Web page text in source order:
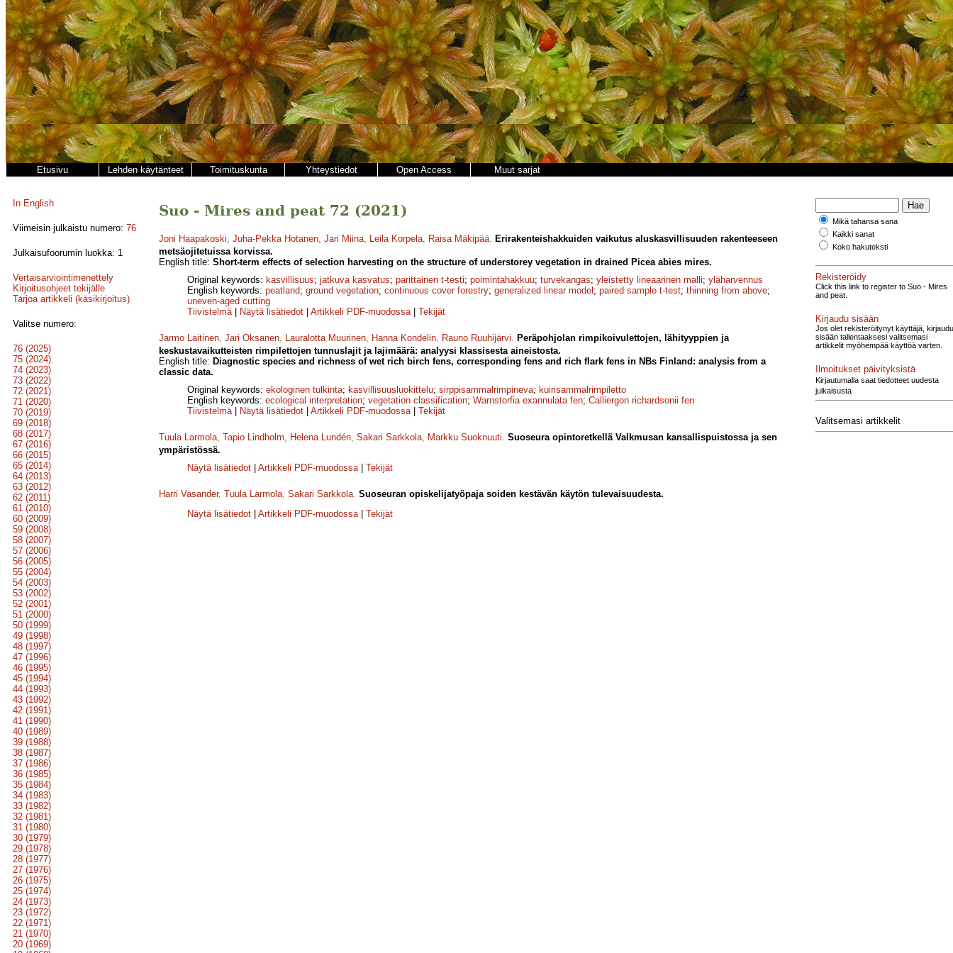
Etusivu Lehden käytänteet Toimituskunta Yhteystiedot Open Access Muut sarjat
In English
Viimeisin julkaistu numero: 76
Julkaisufoorumin luokka: 1
Vertaisarviointimenettely
Kirjoitusohjeet tekijälle
Tarjoa artikkeli (käsikirjoitus)
Valitse numero:
76 (2025)
75 (2024)
74 (2023)
73 (2022)
72 (2021)
71 (2020)
70 (2019)
69 (2018)
68 (2017)
67 (2016)
66 (2015)
65 (2014)
64 (2013)
63 (2012)
62 (2011)
61 (2010)
60 (2009)
59 (2008)
58 (2007)
57 (2006)
56 (2005)
55 (2004)
54 (2003)
53 (2002)
52 (2001)
51 (2000)
50 (1999)
49 (1998)
48 (1997)
47 (1996)
46 (1995)
45 (1994)
44 (1993)
43 (1992)
42 (1991)
41 (1990)
40 (1989)
39 (1988)
38 (1987)
37 (1986)
36 (1985)
35 (1984)
34 (1983)
33 (1982)
32 (1981)
31 (1980)
30 (1979)
29 (1978)
28 (1977)
27 (1976)
26 (1975)
25 (1974)
24 (1973)
23 (1972)
22 (1971)
21 (1970)
20 (1969)
Suo - Mires and peat 72 (2021)
Joni Haapakoski, Juha-Pekka Hotanen, Jari Miina, Leila Korpela, Raisa Mäkipää. Erirakenteishakkuiden vaikutus aluskasvillisuuden rakenteeseen
metsäojitetuissa korvissa.
English title: Short-term effects of selection harvesting on the structure of understorey vegetation in drained Picea abies mires.
Original keywords: kasvillisuus; jatkuva kasvatus; parittainen t-testi; poimintahakkuu; turvekangas; yleistetty lineaarinen malli; yläharvennus
English keywords: peatland; ground vegetation; continuous cover forestry; generalized linear model ; paired sample t-test; thinning from above;
uneven-aged cutting
Tiivistelmä| Näytä lisätiedot Artikkeli PDF-muodossa| Tekijät
Jarmo Laitinen, Jari Oksanen, Lauralotta Muurinen, Hanna Kondelin, Rauno Ruuhijärvi. Peräpohjolan rimpikoivulettojen, lähityyppien ja
keskustavaikutteisten rimpilettojen tunnuslajit ja lajimäärä: analyysi klassisesta aineistosta.
English title: Diagnostic species and richness of wet rich birch fens, corresponding fens and rich flark fens in NBs Finland: analysis from a
classic data.
Original keywords: ekologinen tulkinta; kasvillisuusluokittelu; sirppisammalrimpineva; kuirisammalrimpiletto
English keywords: ecological interpretation; vegetation classification; Warnstorfia exannulata fen; Calliergon richardsonii fen
Tiivistelmä| Näytä lisätiedot Artikkeli PDF-muodossa| Tekijät
Tuula Larmola, Tapio Lindholm, Helena Lundén, Sakari Sarkkola, Markku Suoknuuti. Suoseura opintoretkellä Valkmusan kansallispuistossa ja sen
ympäristössä.
Näytä lisätiedot
Artikkeli PDF-muodossa| Tekijät
Harri Vasander, Tuula Larmola, Sakari Sarkkola. Suoseuran opiskelijatyöpaja soiden kestävän käytön tulevaisuudesta.
Näytä lisätiedot
Artikkeli PDF-muodossa| Tekijät
Mikä tahansa sana
Kaikki sanat
Koko hakuteksti
Rekisteröidy
Click this link to register to Suo - Mires
and peat.
Kirjaudu sisään
Jos olet rekisteröitynyt käyttäjä, kirjaudu
sisään tallentaaksesi valitsemasi
artikkelit myöhempää käyttöä varten.
Ilmoitukset päivityksistä
Kirjautumalla saat tiedotteet uudesta
julkaisusta
Valitsemasi artikkelit